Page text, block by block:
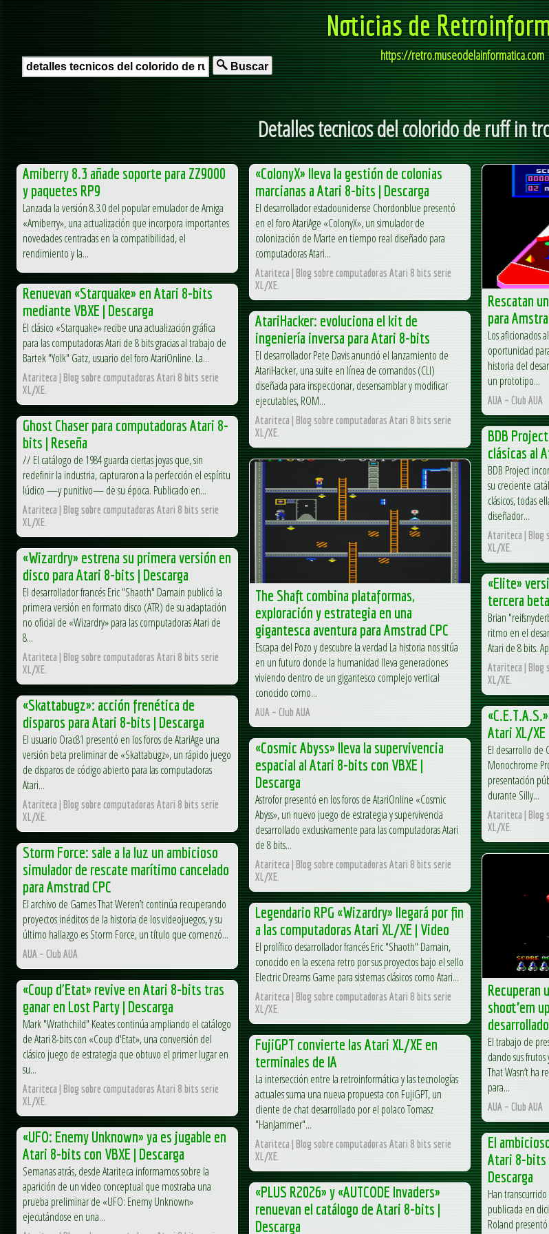
Noticias de
https://retro.museodelainformatica.com
Buscar
Detalles tecnicos del colorido de ruff in
Amiberry 8.3 añade soporte para ZZ9000
y paquetes RP9
Lanzada la versión 8.3.0 del popular emulador de Amiga
«Amiberry», una actualización que incorpora importantes
novedades centradas en la compatibilidad, el
rendimiento y la...
«ColonyX» lleva la gestión de colonias
marcianas a Atari 8-bits | Descarga
El desarrollador estadounidense Chordonblue presentó
en el foro AtariAge «ColonyX», un simulador de
colonización de Marte en tiempo real diseñado para
computadoras Atari...
Atariteca | Blog sobre computadoras Atari 8 bits serie
XL/XE.
Rescatan
para
Los aficionados
oportunidad
historia del
un prototipo...
AUA – Club AUA
Renuevan «Starquake» en Atari 8-bits
mediante VBXE | Descarga
El clásico «Starquake» recibe una actualización gráfica
para las computadoras Atari de 8 bits gracias al trabajo de
Bartek "Yolk" Gatz, usuario del foro AtariOnline. La...
Atariteca | Blog sobre computadoras Atari 8 bits serie
XL/XE.
AtariHacker: evoluciona el kit de
ingeniería inversa para Atari 8-bits
El desarrollador Pete Davis anunció el lanzamiento de
AtariHacker, una suite en línea de comandos (CLI)
diseñada para inspeccionar, desensamblar y modificar
ejecutables, ROM...
Atariteca | Blog sobre computadoras Atari 8 bits serie
XL/XE.
Ghost Chaser para computadoras Atari 8-
bits | Reseña
// El catálogo de 1984 guarda ciertas joyas que, sin
redefinir la industria, capturaron a la perfección el espíritu
lúdico —y punitivo— de su época. Publicado en...
Atariteca | Blog sobre computadoras Atari 8 bits serie
XL/XE.
BDB
clásicas al
BDB Project
su creciente
clásicos, todas
diseñador...
Atariteca | Blog
XL/XE.
The Shaft combina plataformas,
exploración y estrategia en una
gigantesca aventura para Amstrad CPC
Escapa del Pozo y descubre la verdad La historia nos sitúa
en un futuro donde la humanidad lleva generaciones
viviendo dentro de un gigantesco complejo vertical
conocido como...
AUA – Club AUA
«Wizardry» estrena su primera versión en
disco para Atari 8-bits | Descarga
El desarrollador francés Eric "Shaoth" Damain publicó la
primera versión en formato disco (ATR) de su adaptación
no oficial de «Wizardry» para las computadoras Atari de
8...
Atariteca | Blog sobre computadoras Atari 8 bits serie
XL/XE.
«Elite»
tercera
Brian
ritmo en el
Atari de 8 bits.
Atariteca | Blog
XL/XE.
«Skattabugz»: acción frenética de
disparos para Atari 8-bits | Descarga
El usuario Orac81 presentó en los foros de AtariAge una
versión beta preliminar de «Skattabugz», un rápido juego
de disparos de código abierto para las computadoras
Atari...
Atariteca | Blog sobre computadoras Atari 8 bits serie
XL/XE.
Atari XL/XE
El desarrollo de
Monochrome
presentación
durante Silly...
Atariteca | Blog
XL/XE.
«Cosmic Abyss» lleva la supervivencia
espacial al Atari 8-bits con VBXE |
Descarga
Astrofor presentó en los foros de AtariOnline «Cosmic
Abyss», un nuevo juego de estrategia y supervivencia
desarrollado exclusivamente para las computadoras Atari
de 8 bits...
Atariteca | Blog sobre computadoras Atari 8 bits serie
XL/XE.
Storm Force: sale a la luz un ambicioso
simulador de rescate marítimo cancelado
para Amstrad CPC
El archivo de Games That Weren’t continúa recuperando
proyectos inéditos de la historia de los videojuegos, y su
último hallazgo es Storm Force, un título que comenzó...
AUA – Club AUA
Recuperan
shoot’em
El trabajo de
dando sus
That Wasn’t ha
para...
AUA – Club AUA
Legendario RPG «Wizardry» llegará por fin
a las computadoras Atari XL/XE | Video
El prolífico desarrollador francés Eric "Shaoth" Damain,
conocido en la escena retro por sus proyectos bajo el sello
Electric Dreams Game para sistemas clásicos como Atari...
Atariteca | Blog sobre computadoras Atari 8 bits serie
XL/XE.
«Coup d'Etat» revive en Atari 8-bits tras
ganar en Lost Party | Descarga
Mark "Wrathchild" Keates continúa ampliando el catálogo
de Atari 8-bits con «Coup d'Etat», una conversión del
clásico juego de estrategia que obtuvo el primer lugar en
su...
Atariteca | Blog sobre computadoras Atari 8 bits serie
XL/XE.
FujiGPT convierte las Atari XL/XE en
terminales de IA
La intersección entre la retroinformática y las tecnologías
actuales suma una nueva propuesta con FujiGPT, un
cliente de chat desarrollado por el polaco Tomasz
"HanJammer"...
Atariteca | Blog sobre computadoras Atari 8 bits serie
XL/XE.
«UFO: Enemy Unknown» ya es jugable en
Atari 8-bits con VBXE | Descarga
Semanas atrás, desde Atariteca informamos sobre la
aparición de un video conceptual que mostraba una
prueba preliminar de «UFO: Enemy Unknown»
ejecutándose en una...
El
Atari 8-bits
Descarga
Han
publicada en
Roland
«PLUS R2026» y «AUTCODE Invaders»
renuevan el catálogo de Atari 8-bits |
Descarga